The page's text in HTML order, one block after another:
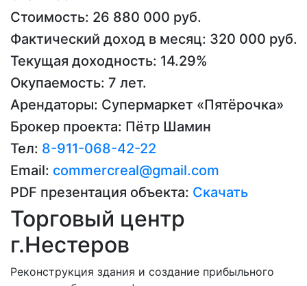
Стоимость: 26 880 000 руб.
Фактический доход в месяц: 320 000 руб.
Текущая доходность: 14.29%
Окупаемость: 7 лет.
Арендаторы: Супермаркет «Пятёрочка»
Брокер проекта: Пётр Шамин
Тел: 8-911-068-42-22
Email: сommercreal@gmail.com
PDF презентация объекта: Скачать
Торговый центр
г.Нестеров
Реконструкция здания и создание прибыльного